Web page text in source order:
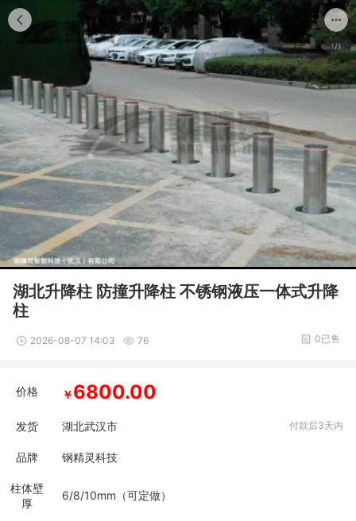
1/1
湖北升降柱 防撞升降柱 不锈钢液压一体式升降
柱
2026-08-07 14:03 76 0已售
价格 ￥6800.00
发货 湖北武汉市 付款后3天内
品牌 钢精灵科技
柱体壁
厚
6/8/10mm（可定做）